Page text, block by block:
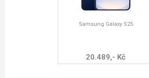
Samsung Galaxy S25
20.489,- Kč